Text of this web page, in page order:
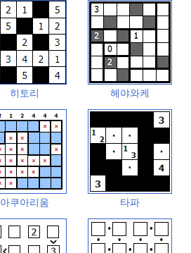
히토리 헤야와케
아쿠아리움 타파